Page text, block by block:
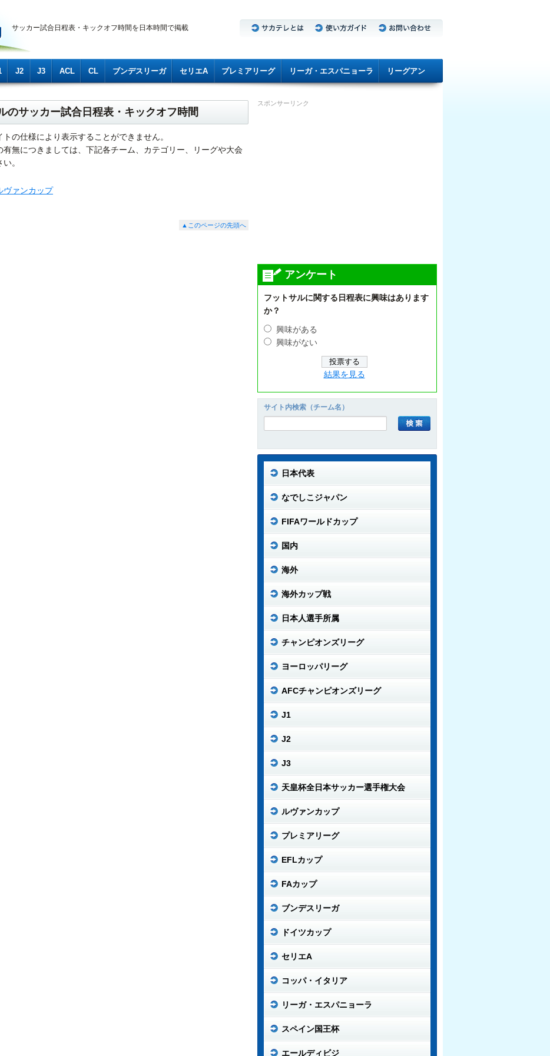
サッカー試合日程表・キックオフ時間を日本時間で掲載
J2 J3 ACL CL ブンデスリーガ セリエA プレミアリーグ リーガ・エスパニョーラ リーグアン
のサッカー試合日程表・キックオフ時間
の仕様により表示することができません。
無につきましては、下記各チーム、カテゴリー、リーグや大会
。
ヴァンカップ
▲このページの先頭へ
スポンサーリンク
アンケート
フットサルに関する日程表に興味はあります
か？
興味がある
興味がない
結果を見る
サイト内検索（チーム名）
日本代表
なでしこジャパン
FIFAワールドカップ
国内
海外
海外カップ戦
日本人選手所属
チャンピオンズリーグ
ヨーロッパリーグ
AFCチャンピオンズリーグ
J1
J2
J3
天皇杯全日本サッカー選手権大会
ルヴァンカップ
プレミアリーグ
EFLカップ
FAカップ
ブンデスリーガ
ドイツカップ
セリエA
コッパ・イタリア
リーガ・エスパニョーラ
スペイン国王杯
エールディビジ